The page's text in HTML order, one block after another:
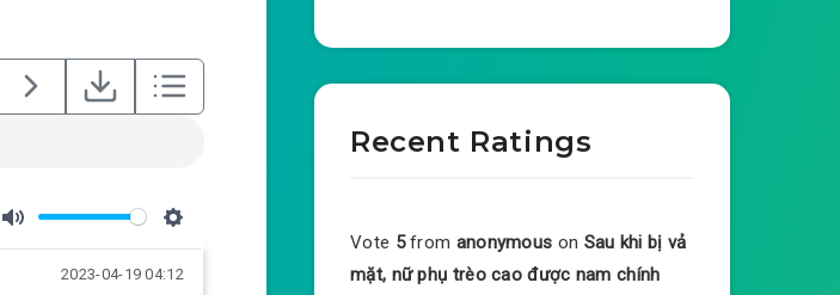
M
S
e
2023-04-19 04:12
Recent Ratings
Vote 5 from anonymous on Sau khi bị vả
mặt, nữ phụ trèo cao được nam chính